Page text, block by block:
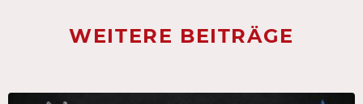
WEITERE BEITRÄGE